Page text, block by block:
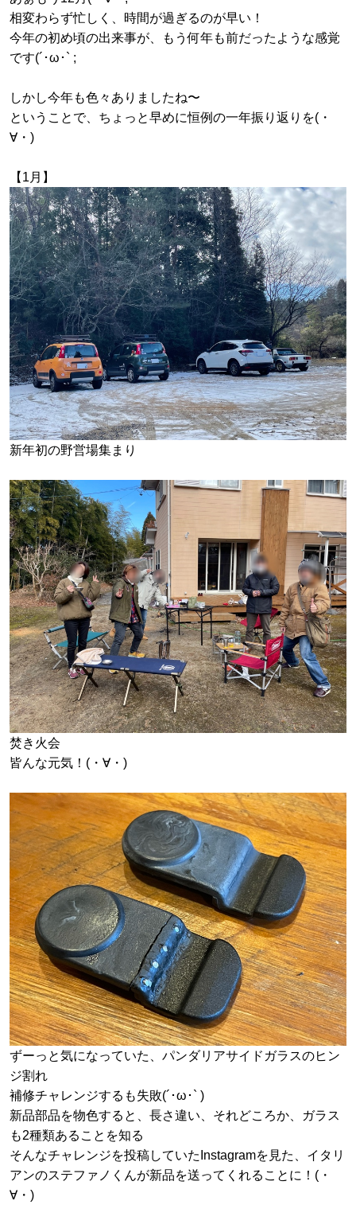
相変わらず忙しく、時間が過ぎるのが早い！
今年の初め頃の出来事が、もう何年も前だったような感覚
です(´･ω･` ;
しかし今年も色々ありましたね〜
ということで、ちょっと早めに恒例の一年振り返りを(・
∀・)
【1月】
新年初の野営場集まり
焚き火会
皆んな元気！(・∀・)
ずーっと気になっていた、パンダリアサイドガラスのヒン
ジ割れ
補修チャレンジするも失敗(´･ω･` )
新品部品を物色すると、長さ違い、それどころか、ガラス
も2種類あることを知る
そんなチャレンジを投稿していたInstagramを見た、イタリ
アンのステファノくんが新品を送ってくれることに！(・
∀・)